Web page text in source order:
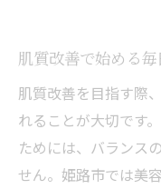
肌質改善と
コラーゲン
美肌を目指す
肌質改善
美肌を叶え
肌質改善で始める
肌質改善を目指す際
れることが大切です
ためには、バランス
せん。姫路市では美